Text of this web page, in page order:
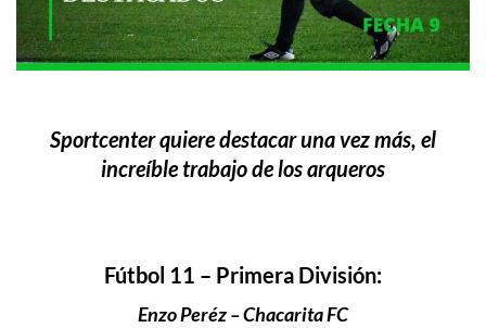
Sportcenter quiere destacar una vez más, el
increíble trabajo de los arqueros
Fútbol 11 – Primera División:
Enzo Peréz – Chacarita FC